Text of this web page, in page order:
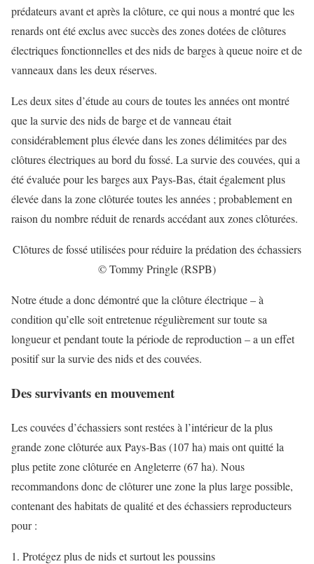
prédateurs avant et après la clôture, ce qui nous a montré que les
renards ont été exclus avec succès des zones dotées de clôtures
électriques fonctionnelles et des nids de barges à queue noire et de
vanneaux dans les deux réserves.
Les deux sites d’étude au cours de toutes les années ont montré
que la survie des nids de barge et de vanneau était
considérablement plus élevée dans les zones délimitées par des
clôtures électriques au bord du fossé. La survie des couvées, qui a
été évaluée pour les barges aux Pays-Bas, était également plus
élevée dans la zone clôturée toutes les années ; probablement en
raison du nombre réduit de renards accédant aux zones clôturées.
Clôtures de fossé utilisées pour réduire la prédation des échassiers
© Tommy Pringle (RSPB)
Notre étude a donc démontré que la clôture électrique – à
condition qu’elle soit entretenue régulièrement sur toute sa
longueur et pendant toute la période de reproduction – a un effet
positif sur la survie des nids et des couvées.
Des survivants en mouvement
Les couvées d’échassiers sont restées à l’intérieur de la plus
grande zone clôturée aux Pays-Bas (107 ha) mais ont quitté la
plus petite zone clôturée en Angleterre (67 ha). Nous
recommandons donc de clôturer une zone la plus large possible,
contenant des habitats de qualité et des échassiers reproducteurs
pour :
Protégez plus de nids et surtout les poussins